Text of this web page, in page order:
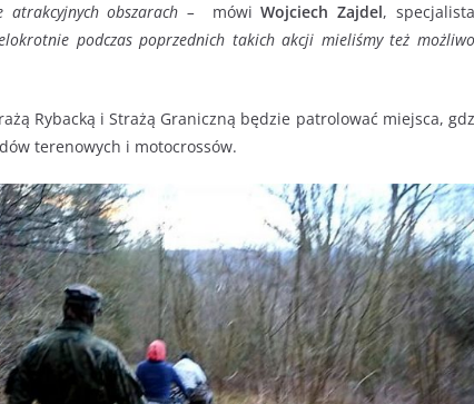
atrakcyjnych obszarach – mówiWojciech Zajdel,
podczas poprzednich takich akcji mieliśmy też
Rybacką i Strażą Graniczną będzie patrolować miejsca,
terenowych i motocrossów.